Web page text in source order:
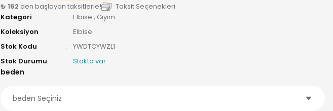
₺ 162 den başlayan taksitlerle!
Taksit Seçenekleri
Kategori
Elbise , Giyim
Koleksiyon
Elbise
Stok Kodu
YWDTCYWZL1
Stok Durumu
Stokta var
beden